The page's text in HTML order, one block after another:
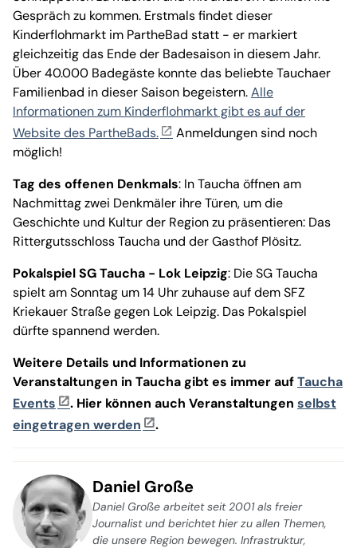
Gespräch zu kommen. Erstmals findet dieser
Kinderflohmarkt im PartheBad statt - er markiert
gleichzeitig das Ende der Badesaison in diesem Jahr.
Über 40.000 Badegäste konnte das beliebte Tauchaer
Familienbad in dieser Saison begeistern.Alle
Informationen zum Kinderflohmarkt gibt es auf der
Website des PartheBads.
Anmeldungen sind noch
möglich!
Tag des offenen Denkmals: In Taucha öffnen am
Nachmittag zwei Denkmäler ihre Türen, um die
Geschichte und Kultur der Region zu präsentieren: Das
Rittergutsschloss Taucha und der Gasthof Plösitz.
Pokalspiel SG Taucha - Lok Leipzig: Die SG Taucha
spielt am Sonntag um 14 Uhr zuhause auf dem SFZ
Kriekauer Straße gegen Lok Leipzig. Das Pokalspiel
dürfte spannend werden.
Weitere Details und Informationen zu
Veranstaltungen in Taucha gibt es immer aufTaucha
Events
. Hier können auch Veranstaltungen selbst
eingetragen werden
.
Daniel Große
Daniel Große arbeitet seit 2001 als freier
Journalist und berichtet hier zu allen Themen,
die unsere Region bewegen. Infrastruktur,